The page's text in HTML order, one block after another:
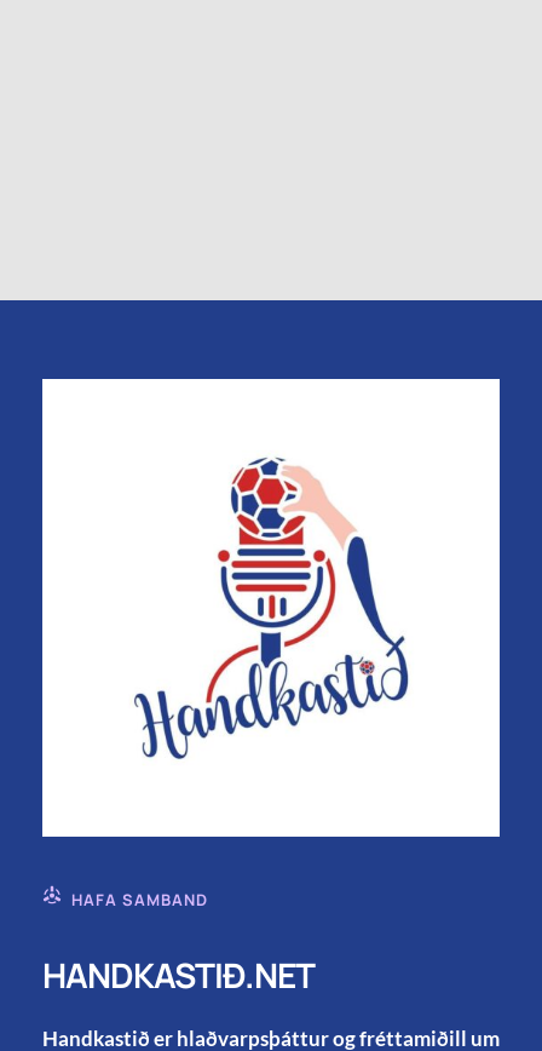
HAFA SAMBAND
HANDKASTIÐ.NET
Handkastið er hlaðvarpsþáttur og fréttamiðill um